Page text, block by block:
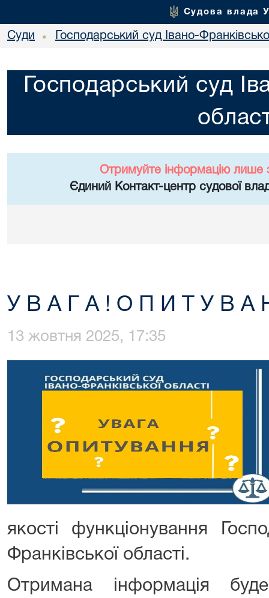
Судова влада
Суди • Господарський суд Івано-
Господарський суд
Отримуйте інформацію лише
Єдиний Контакт-центр судової
У В А Г А ! О П И Т У В А
13 жовтня 2025, 17:35
якості функціонування
Франківської області.
Отримана інформація